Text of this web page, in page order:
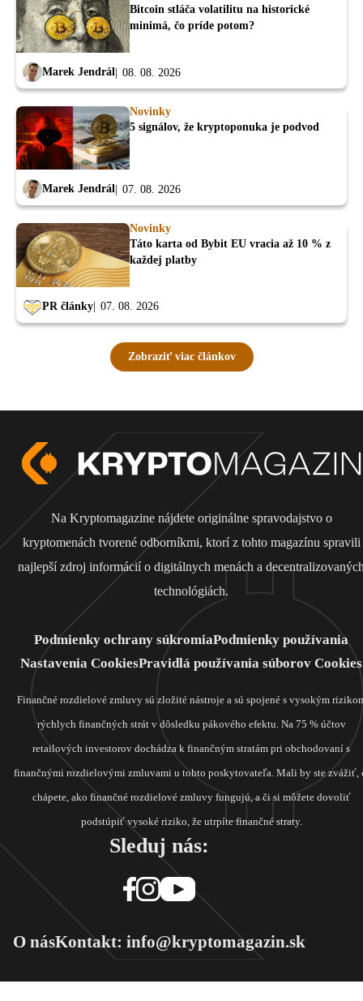
Bitcoin stláča volatilitu na historické
minimá, čo príde potom?
Marek Jendrál 08. 08. 2026
Novinky
5 signálov, že kryptoponuka je podvod
Marek Jendrál 07. 08. 2026
Novinky
Táto karta od Bybit EU vracia až 10 % z
každej platby
PR články 07. 08. 2026
Zobraziť viac článkov
Na Kryptomagazine nájdete originálne spravodajstvo o
kryptomenách tvorené odborníkmi, ktorí z tohto magazínu spravili
najlepší zdroj informácií o digitálnych menách a
technológiách.
Podmienky ochrany súkromiaPodmienky používania
Nastavenia CookiesPravidlá používania súborov Cookies
Finančné rozdielové zmluvy sú zložité nástroje a sú spojené s vysokým
rýchlych finančných strát v dôsledku pákového efektu. Na 75 % účtov
retailových investorov dochádza k finančným stratám pri obchodovaní s
finančnými rozdielovými zmluvami u tohto poskytovateľa. Mali by ste zvážiť,
chápete, ako finančné rozdielové zmluvy fungujú, a či si môžete dovoliť
podstúpiť vysoké riziko, že utrpíte finančné straty.
Sleduj nás:
O násKontakt: info@kryptomagazin.sk